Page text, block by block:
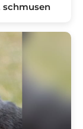
schmusen